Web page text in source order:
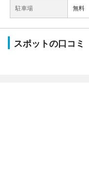
駐車場 無料
スポットの口コミ